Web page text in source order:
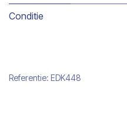
Conditie
Referentie: EDK448